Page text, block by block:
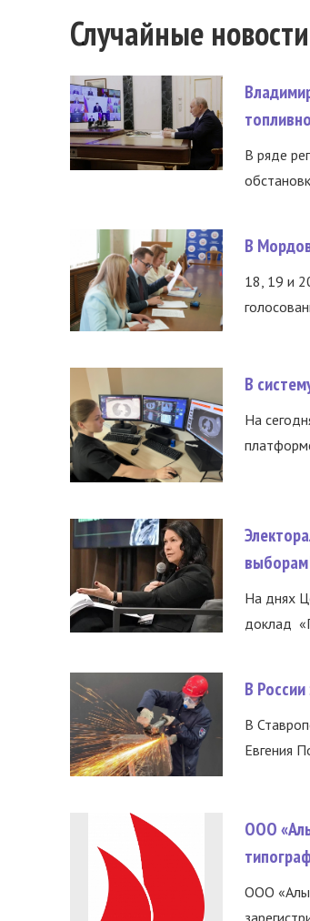
Случайные новости
В ряде
В
18, 19 и
В
На
На днях
доклад
В
В
Евгения
ООО
ООО